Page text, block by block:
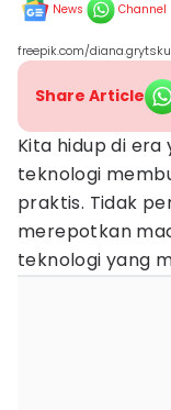
News Channel
freepik.com/diana.grytsku
Share Article
Kita hidup di
teknologi
praktis. Tidak
merepotkan
teknologi yang